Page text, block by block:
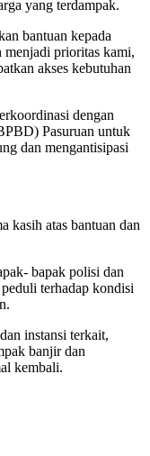
yang terdampak.
bantuan kepada
menjadi prioritas kami,
akses kebutuhan
dengan
Pasuruan untuk
dan mengantisipasi
kasih atas bantuan dan
bapak polisi dan
terhadap kondisi
instansi terkait,
banjir dan
kembali.